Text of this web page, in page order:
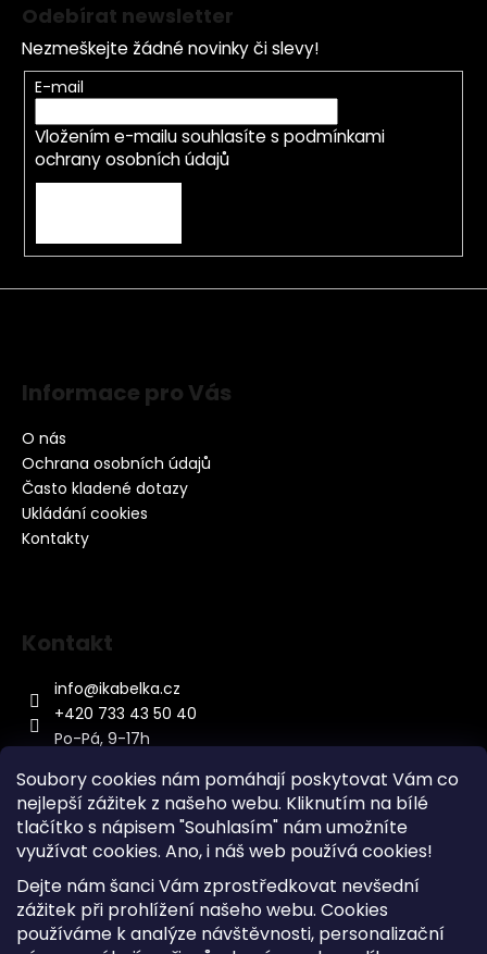
Soubory cookies nám pomáhají poskytovat Vám co
nejlepší zážitek z našeho webu. Kliknutím na bílé
tlačítko s nápisem "Souhlasím" nám umožníte
využívat cookies. Ano, i náš web používá cookies!
Dejte nám šanci Vám zprostředkovat nevšední
zážitek při prohlížení našeho webu. Cookies
používáme k analýze návštěvnosti, personalizační
Odebírat newsletter
Nezmeškejte žádné novinky či slevy!
E-mail
Vložením e-mailu souhlasíte s podmínkami
ochrany osobních údajů
Informace pro Vás
O nás
Ochrana osobních údajů
Často kladené dotazy
Ukládání cookies
Kontakty
Kontakt
info@ikabelka.cz
+420 733 43 50 40
Po-Pá, 9-17h
Kontakt
Sitemap
Doprava a Platba